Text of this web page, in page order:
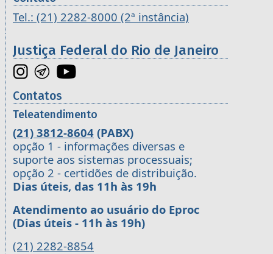
Tel.: (21) 2282-8000 (2ª instância)
Justiça Federal do Rio de Janeiro
Contatos
Teleatendimento
(21) 3812-8604 (PABX)
opção 1 - informações diversas e
suporte aos sistemas processuais;
opção 2 - certidões de distribuição.
Dias úteis, das 11h às 19h
Atendimento ao usuário do Eproc
(Dias úteis - 11h às 19h)
(21) 2282-8854